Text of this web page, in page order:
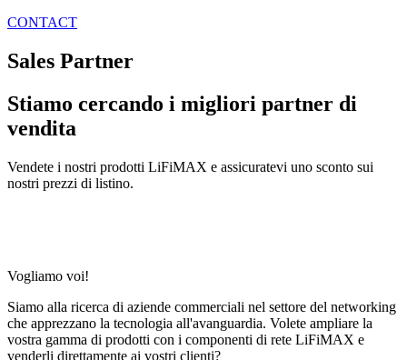
CONTACT
Sales Partner
Stiamo cercando i migliori partner di
vendita
Vendete i nostri prodotti LiFiMAX e assicuratevi uno sconto sui
nostri prezzi di listino.
Vogliamo voi!
Siamo alla ricerca di aziende commerciali nel settore del networking
che apprezzano la tecnologia all'avanguardia. Volete ampliare la
vostra gamma di prodotti con i componenti di rete LiFiMAX e
venderli direttamente ai vostri clienti?